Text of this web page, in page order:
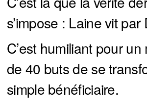
s’impose : Laine vit par
C’est humiliant pour
de 40 buts de se
simple bénéficiaire.